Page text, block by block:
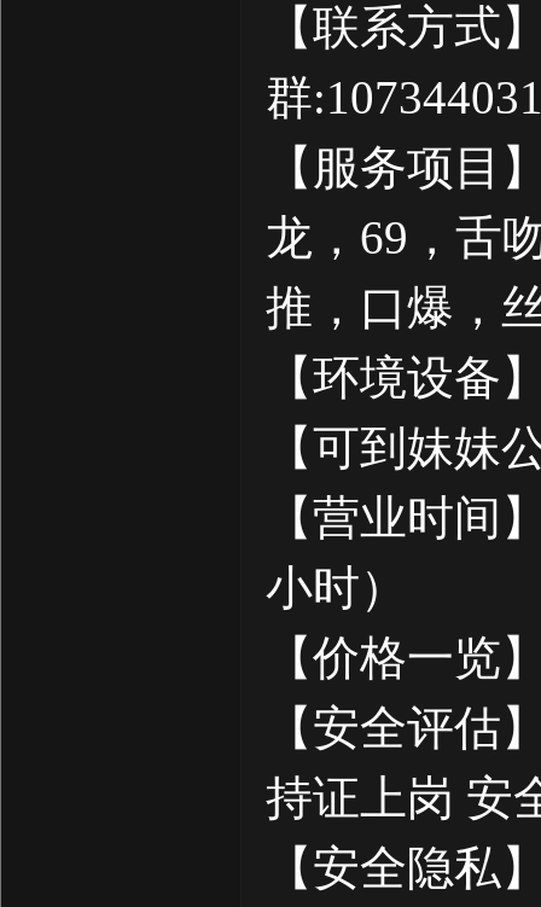
【联系方式
群:
【服务项目
龙，69，舌
推，口爆，
【环境设备
【可到妹妹
【营业时间
小时）
【价格一览
【安全评估
持证上岗 安
【安全隐